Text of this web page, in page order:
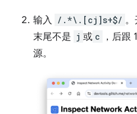
输入 /.*\.[cj]s+$/
末尾不是 j 或 c ，后跟
源。